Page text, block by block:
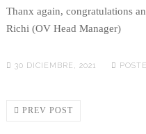
Thanx again, congratulations
Richi (OV Head Manager)
30 DICIEMBRE, 2021
PREV POST